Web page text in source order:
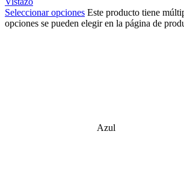
Seleccionar opciones Este producto tiene
opciones se pueden elegir en la página de
Azul